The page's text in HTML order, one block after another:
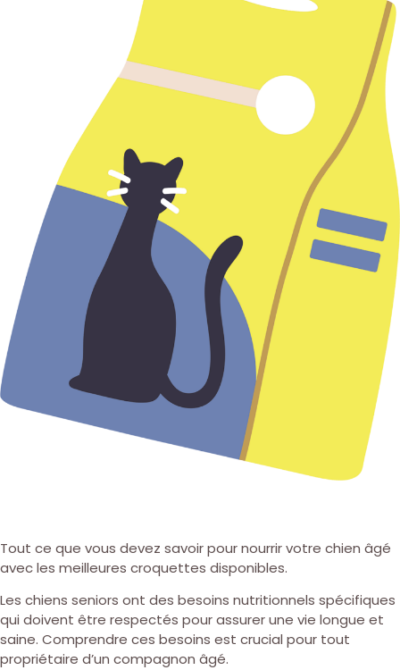
Tout ce que vous devez savoir pour nourrir votre chien âgé
avec les meilleures croquettes disponibles.
Les chiens seniors ont des besoins nutritionnels spécifiques
qui doivent être respectés pour assurer une vie longue et
saine. Comprendre ces besoins est crucial pour tout
propriétaire d’un compagnon âgé.